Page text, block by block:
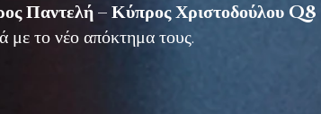
Παντελή – Κύπρος Χριστοδούλου Q8
με το νέο απόκτημα τους.